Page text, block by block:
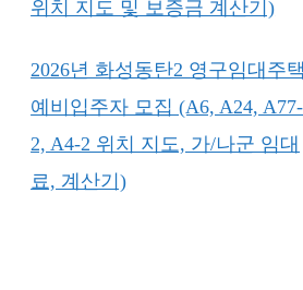
위치 지도 및 보증금 계산기)
2026년 화성동탄2 영구임대주
예비입주자 모집 (A6, A24, A77-
2, A4-2 위치 지도, 가/나군 임대
료, 계산기)